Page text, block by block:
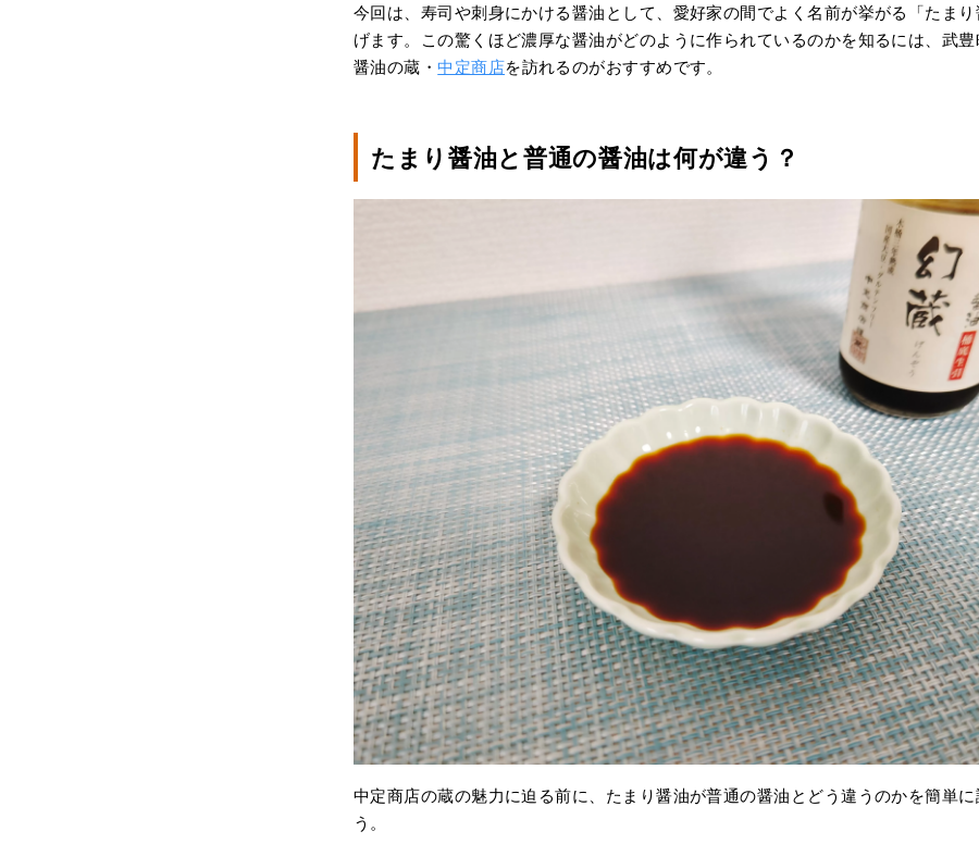
今回は、寿司や刺身にかける醤油として、愛好家の間でよく名前が挙がる「たまり
げます。この驚くほど濃厚な醤油がどのように作られているのかを知るには、武豊
醤油の蔵・中定商店を訪れるのがおすすめです。
たまり醤油と普通の醤油は何が違う？
中定商店の蔵の魅力に迫る前に、たまり醤油が普通の醤油とどう違うのかを簡単に
う。